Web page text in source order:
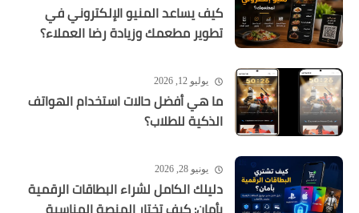
كيف يساعد المنيو الإلكتروني في
تطوير مطعمك وزيادة رضا العملاء؟
يوليو 12, 2026
ما هي أفضل حالات استخدام الهواتف
الذكية للطلاب؟
يونيو 28, 2026
دليلك الكامل لشراء البطاقات الرقمية